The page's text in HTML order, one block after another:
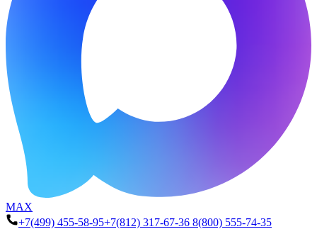
MAX
+7(499) 455-58-95+7(812) 317-67-36 8(800) 555-74-35